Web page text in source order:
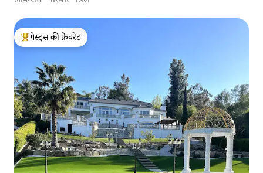
गेस्ट्स का टॉप फ़ेवरेट
गेस्ट्स की फ़ेवरेट